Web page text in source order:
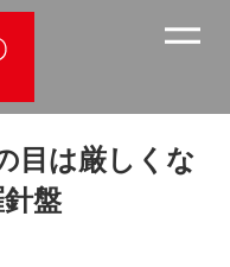
目は厳しくな
盤